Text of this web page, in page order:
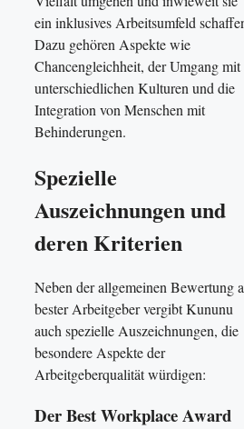
ein inklusives Arbeitsumfeld
Dazu gehören Aspekte wie
Chancengleichheit, der Umgang mit
unterschiedlichen Kulturen und die
Integration von Menschen mit
Behinderungen.
Spezielle
Auszeichnungen und
deren Kriterien
Neben der allgemeinen Bewertung
bester Arbeitgeber vergibt Kununu
auch spezielle Auszeichnungen, die
besondere Aspekte der
Arbeitgeberqualität würdigen:
Der Best Workplace Award